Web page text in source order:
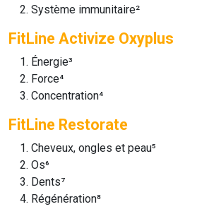
Système immunitaire²
FitLine Activize Oxyplus
Énergie³
Force⁴
Concentration⁴
FitLine Restorate
Cheveux, ongles et peau⁵
Os⁶
Dents⁷
Régénération⁸